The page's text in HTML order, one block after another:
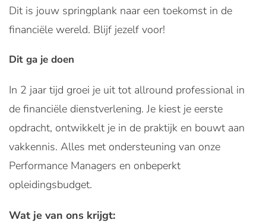
Dit is jouw springplank naar een toekomst in de
financiële wereld. Blijf jezelf voor!
Dit ga je doen
In 2 jaar tijd groei je uit tot allround professional in
de financiële dienstverlening. Je kiest je eerste
opdracht, ontwikkelt je in de praktijk en bouwt aan
vakkennis. Alles met ondersteuning van onze
Performance Managers en onbeperkt
opleidingsbudget.
Wat je van ons krijgt: